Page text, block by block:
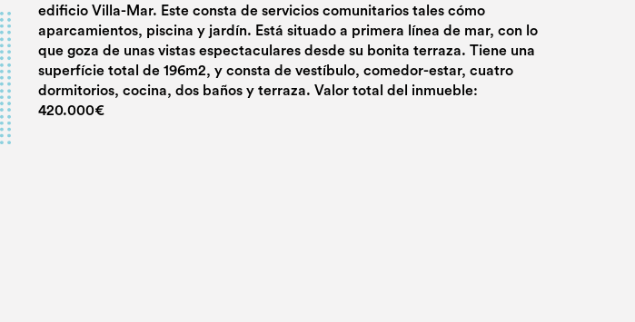
edificio Villa-Mar. Este consta de servicios comunitarios tales cómo
aparcamientos, piscina y jardín. Está situado a primera línea de mar, con lo
que goza de unas vistas espectaculares desde su bonita terraza. Tiene una
superfície total de 196m2, y consta de vestíbulo, comedor-estar, cuatro
dormitorios, cocina, dos baños y terraza. Valor total del inmueble:
420.000€